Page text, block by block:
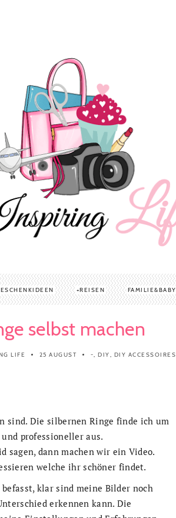
REISEN FAMILIE&BABY
selbst machen
LIFE 25 AUGUST -,DIY, DIY ACCESSOIRES
sind. Die silbernen Ringe finde ich um
professioneller aus.
dann machen wir ein Video.
welche ihr schöner findet.
klar sind meine Bilder noch
erkennen kann. Die